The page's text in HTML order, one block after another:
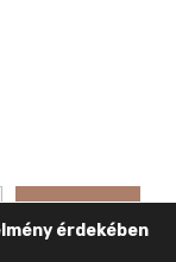
érdekében